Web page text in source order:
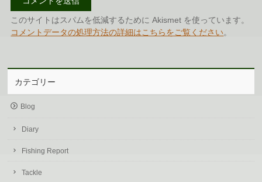
このサイトはスパムを低減するために Akismet を使っています。
コメントデータの処理方法の詳細はこちらをご覧ください。
カテゴリー
Blog
Diary
Fishing Report
Tackle